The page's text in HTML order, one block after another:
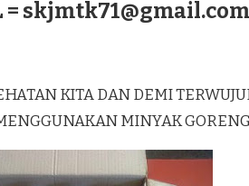
= skjmtk71@gmail.com
KITA DAN DEMI
MINYAK